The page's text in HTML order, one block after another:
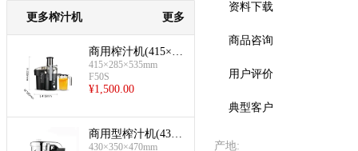
更多榨汁机 更多
商用榨汁机(415×28
5×535mm)
415×285×535mm
F50S
¥1,500.00
商用型榨汁机(430×
350×470mm)
430×350×470mm
资料下载
商品咨询
用户评价
典型客户
产地: